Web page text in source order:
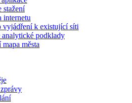
stažení
internetu
vyjádření k existující síti
analytické podklady
města